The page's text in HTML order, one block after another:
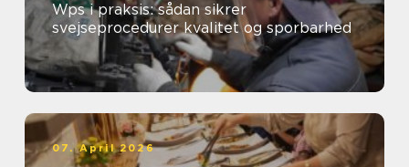
Wps i praksis: sådan sikrer
svejseprocedurer kvalitet og sporbarhed
07. April 2026